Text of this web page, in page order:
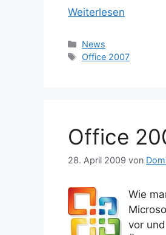
Weiterlesen
Kategorien
News
Schlagwörter
Office 2007
Office
28. April 2009 von
Wie
vor